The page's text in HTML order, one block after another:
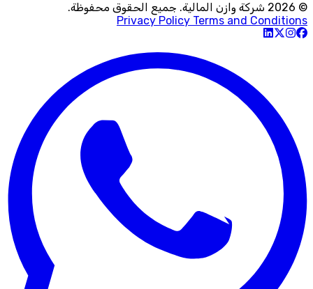
© 2026 شركة وازن المالية. جميع الحقوق محفوظة.
Privacy Policy Terms and Conditions